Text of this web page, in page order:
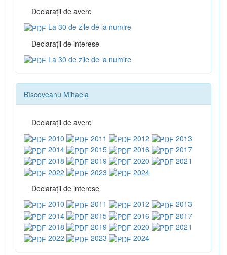
Declaraţii de avere
La 30 de zile de la numire
Declaraţii de interese
La 30 de zile de la numire
Bîscoveanu Mihaela
Declaraţii de avere
2010
2011 2012
2013
2014
2015 2016
2017
2018
2019 2020
2021
2022
2023
2024
Declaraţii de interese
2010
2011 2012
2013
2014
2015 2016
2017
2018
2019 2020
2021
2022
2023 2024